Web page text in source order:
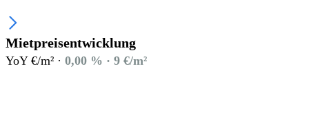
Mietpreisentwicklung
YoY €/m² · 0,00 % · 9 €/m²